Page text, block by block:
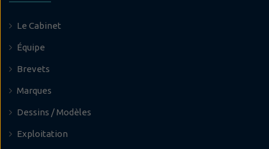
Le Cabinet
Équipe
Brevets
Marques
Dessins / Modèles
Exploitation